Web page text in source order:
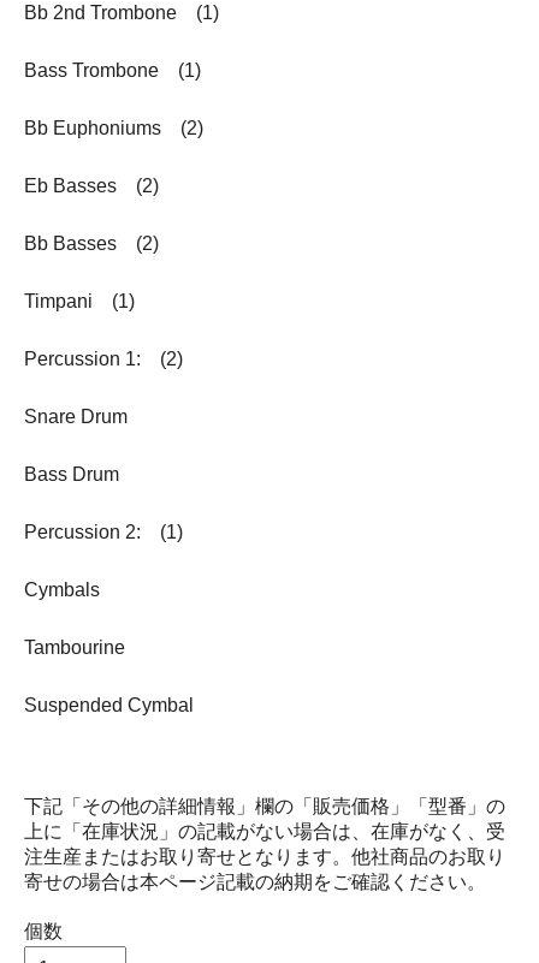
Bb 2nd Trombone (1)
Bass Trombone (1)
Bb Euphoniums (2)
Eb Basses (2)
Bb Basses (2)
Timpani (1)
Percussion 1: (2)
Snare Drum
Bass Drum
Percussion 2: (1)
Cymbals
Tambourine
Suspended Cymbal
下記「その他の詳細情報」欄の「販売価格」「型番」の
上に「在庫状況」の記載がない場合は、在庫がなく、受
注生産またはお取り寄せとなります。他社商品のお取り
寄せの場合は本ページ記載の納期をご確認ください。
個数